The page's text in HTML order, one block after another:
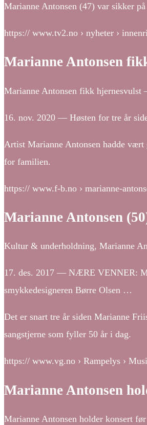
Marianne Antonsen (47) var sikker
https:// www.tv2.no › nyheter ›
Marianne Antonsen
Marianne Antonsen fikk
16. nov. 2020 — Høsten for tre år
Artist Marianne Antonsen hadde
for familien.
https:// www.f-b.no › marianne-
Marianne Antonsen
Kultur & underholdning, Marianne
17. des. 2017 — NÆRE VENNER:
smykkedesigneren Børre Olsen …
Det er snart tre år siden Marianne
sangstjerne som fyller 50 år i dag.
https:// www.vg.no › Rampelys ›
Marianne Antonsen
Marianne Antonsen holder konsert